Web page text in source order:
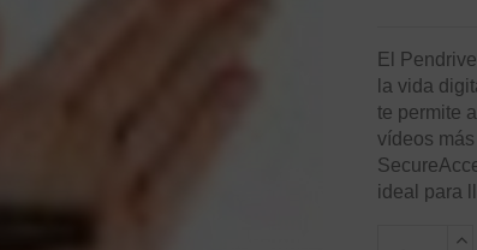
El
la vida
te permite
vídeos
ideal para